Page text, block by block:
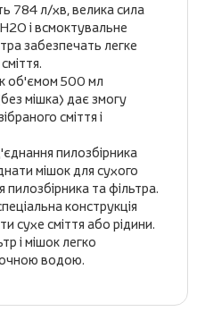
784 л/хв, велика сила
і всмоктувальне
забезпечать легке
об'ємом 500 мл
мішка) дає змогу
сміття і
пилозбірника
мішок для сухого
та фільтра.
конструкція
сухе сміття або рідини.
і мішок легко
водою.